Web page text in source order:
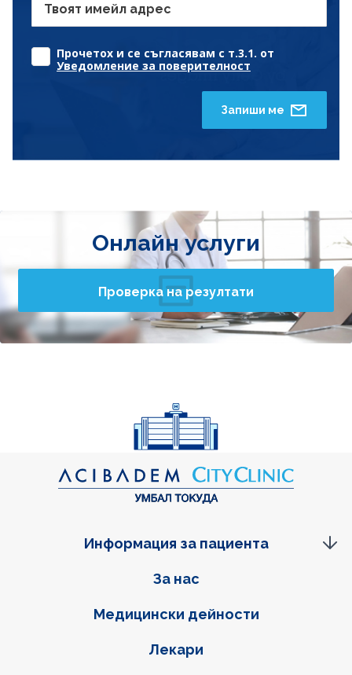
Твоят имейл адрес
Прочетох и се съгласявам с т.3.1. от
Уведомление за поверителност
Запиши ме
Онлайн услуги
Проверка на резултати
Фуутер навигация
За нас
Медицински дейности
Лекари
Информация за пациента